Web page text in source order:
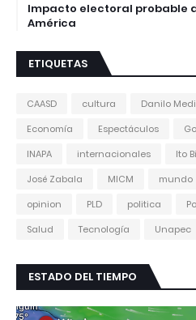
Impacto electoral probable
América
ETIQUETAS
CAASD cultura Danilo
Economía
Espectáculos
INAPA
internacionales Ito
José Zabala
MICM mundo
opinion
PLD politica
Salud
Tecnología Unapec
ESTADO DEL TIEMPO